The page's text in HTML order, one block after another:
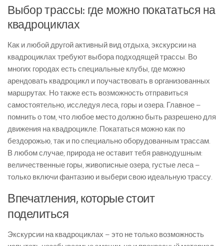
Выбор трассы: где можно покататься на
квадроциклах
Как и любой другой активный вид отдыха, экскурсии на
квадроциклах требуют выбора подходящей трассы. Во
многих городах есть специальные клубы, где можно
арендовать квадроцикл и поучаствовать в организованных
маршрутах. Но также есть возможность отправиться
самостоятельно, исследуя леса, горы и озера. Главное –
помнить о том, что любое место должно быть разрешено для
движения на квадроцикле. Покататься можно как по
бездорожью, так и по специально оборудованным трассам.
В любом случае, природа не оставит тебя равнодушным:
величественные горы, живописные озера, густые леса –
только включи фантазию и выбери свою идеальную трассу.
Впечатления, которые стоит
поделиться
Экскурсии на квадроциклах – это не только возможность